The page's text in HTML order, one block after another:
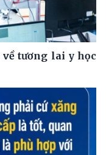
tương lai y học